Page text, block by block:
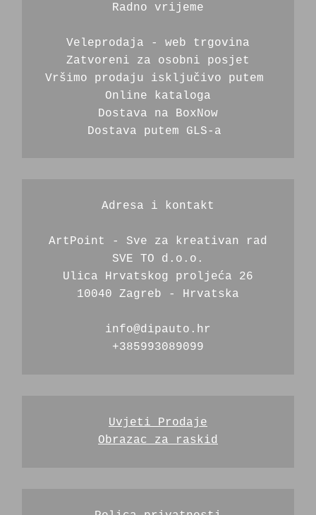
Radno vrijeme
Veleprodaja - web trgovina
Zatvoreni za osobni posjet
Vršimo prodaju isključivo putem
Online kataloga
Dostava na BoxNow
Dostava putem GLS-a
Adresa i kontakt
ArtPoint - Sve za kreativan rad
SVE TO d.o.o.
Ulica Hrvatskog proljeća 26
10040 Zagreb - Hrvatska
info@dipauto.hr
+385993089099
Uvjeti Prodaje
Obrazac za raskid